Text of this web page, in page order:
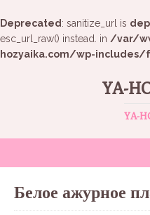
Deprecated : sanitize_url is
esc_url_raw() instead. in /var/
hozyaika.com/wp-includes/
YA-
YA-
Белое ажурное